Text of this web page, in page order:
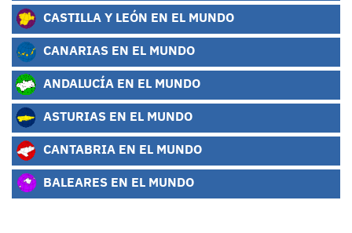
CASTILLA Y LEÓN EN EL MUNDO
CANARIAS EN EL MUNDO
ANDALUCÍA EN EL MUNDO
ASTURIAS EN EL MUNDO
CANTABRIA EN EL MUNDO
BALEARES EN EL MUNDO